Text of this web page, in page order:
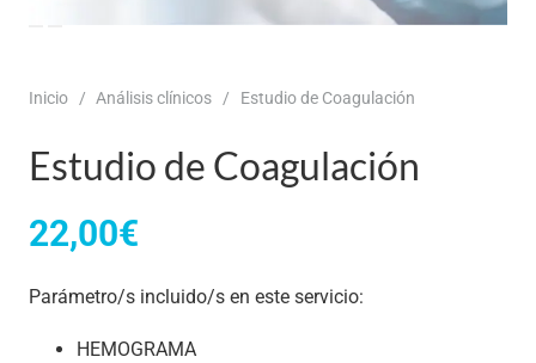
Inicio / Análisis clínicos / Estudio de Coagulación
Estudio de Coagulación
22,00€
Parámetro/s incluido/s en este servicio:
HEMOGRAMA